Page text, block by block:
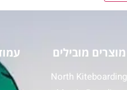
מוצרים מובילים
North Kiteboarding